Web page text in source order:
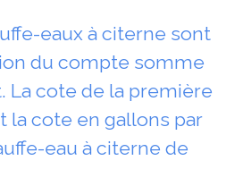
eaux à citerne sont
du compte somme
La cote de la première
la cote en gallons par
eau à citerne de